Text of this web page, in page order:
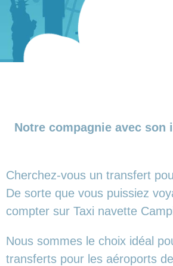
Notre compagnie avec
Cherchez-vous un transfert
De sorte que vous puissiez
compter sur Taxi navette
Nous sommes le choix idéal
transferts pour les aéroports